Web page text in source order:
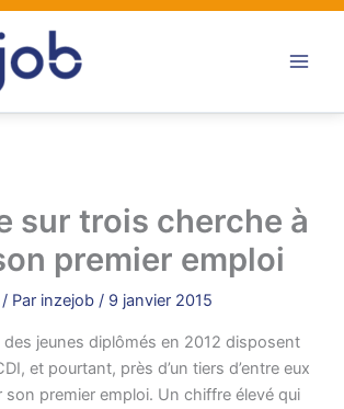
sur trois cherche à
premier emploi
/ Par inzejob/ 9 janvier 2015
des jeunes diplômés en 2012 disposent
et pourtant, près d’un tiers d’entre eux
son premier emploi. Un chiffre élevé qui